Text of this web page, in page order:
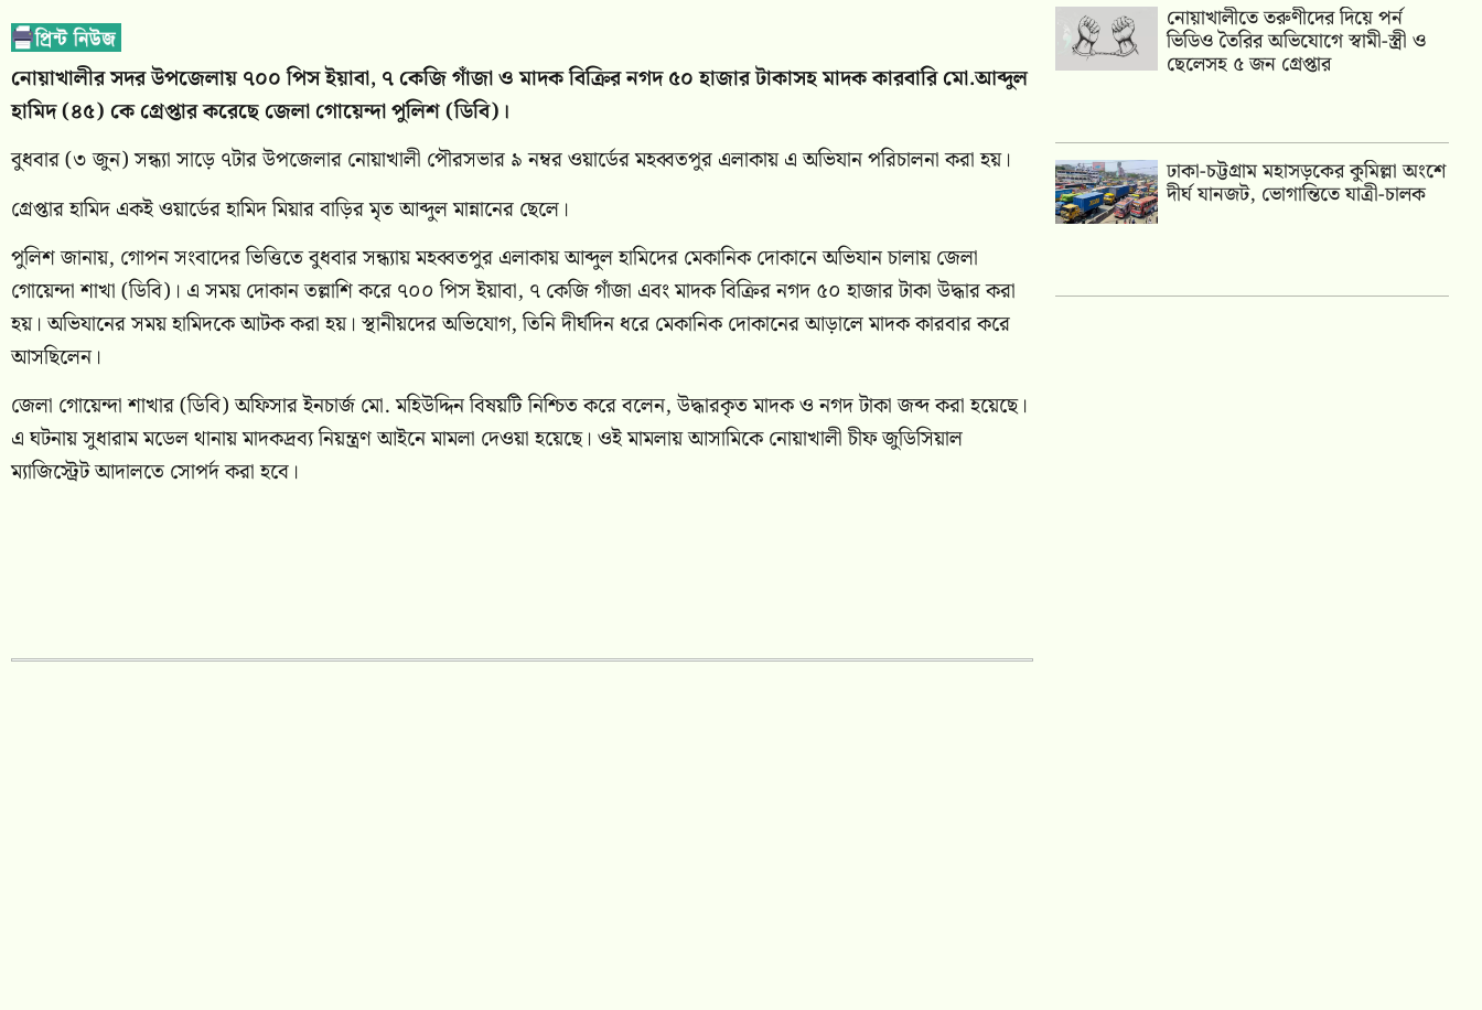
নোয়াখালীর সদর উপজেলায় ৭০০ পিস ইয়াবা, ৭ কেজি গাঁজা ও মাদক বিক্রির নগদ ৫০ হাজার টাকাসহ মাদক কারবারি মো.আব্দুল
হামিদ (৪৫) কে গ্রেপ্তার করেছে জেলা গোয়েন্দা পুলিশ (ডিবি)।
বুধবার (৩ জুন) সন্ধ্যা সাড়ে ৭টার উপজেলার নোয়াখালী পৌরসভার ৯ নম্বর ওয়ার্ডের মহব্বতপুর এলাকায় এ অভিযান পরিচালনা করা হয়।
গ্রেপ্তার হামিদ একই ওয়ার্ডের হামিদ মিয়ার বাড়ির মৃত আব্দুল মান্নানের ছেলে।
পুলিশ জানায়, গোপন সংবাদের ভিত্তিতে বুধবার সন্ধ্যায় মহব্বতপুর এলাকায় আব্দুল হামিদের মেকানিক দোকানে অভিযান চালায় জেলা
গোয়েন্দা শাখা (ডিবি)। এ সময় দোকান তল্লাশি করে ৭০০ পিস ইয়াবা, ৭ কেজি গাঁজা এবং মাদক বিক্রির নগদ ৫০ হাজার টাকা উদ্ধার করা
হয়। অভিযানের সময় হামিদকে আটক করা হয়। স্থানীয়দের অভিযোগ, তিনি দীর্ঘদিন ধরে মেকানিক দোকানের আড়ালে মাদক কারবার করে
আসছিলেন।
জেলা গোয়েন্দা শাখার (ডিবি) অফিসার ইনচার্জ মো. মহিউদ্দিন বিষয়টি নিশ্চিত করে বলেন, উদ্ধারকৃত মাদক ও নগদ টাকা জব্দ করা হয়েছে।
এ ঘটনায় সুধারাম মডেল থানায় মাদকদ্রব্য নিয়ন্ত্রণ আইনে মামলা দেওয়া হয়েছে। ওই মামলায় আসামিকে নোয়াখালী চীফ জুডিসিয়াল
ম্যাজিস্ট্রেট আদালতে সোপর্দ করা হবে।
নোয়াখালীতে তরুণীদের দিয়ে পর্ন
ভিডিও তৈরির অভিযোগে স্বামী-স্ত্রী ও
ছেলেসহ ৫ জন গ্রেপ্তার
ঢাকা-চট্টগ্রাম মহাসড়কের কুমিল্লা অংশে
দীর্ঘ যানজট, ভোগান্তিতে যাত্রী-চালক